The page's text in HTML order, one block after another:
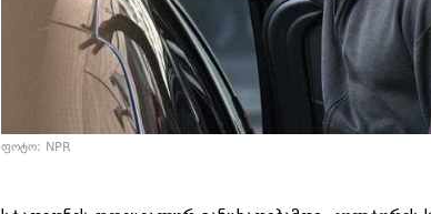
ფოტო: NPR